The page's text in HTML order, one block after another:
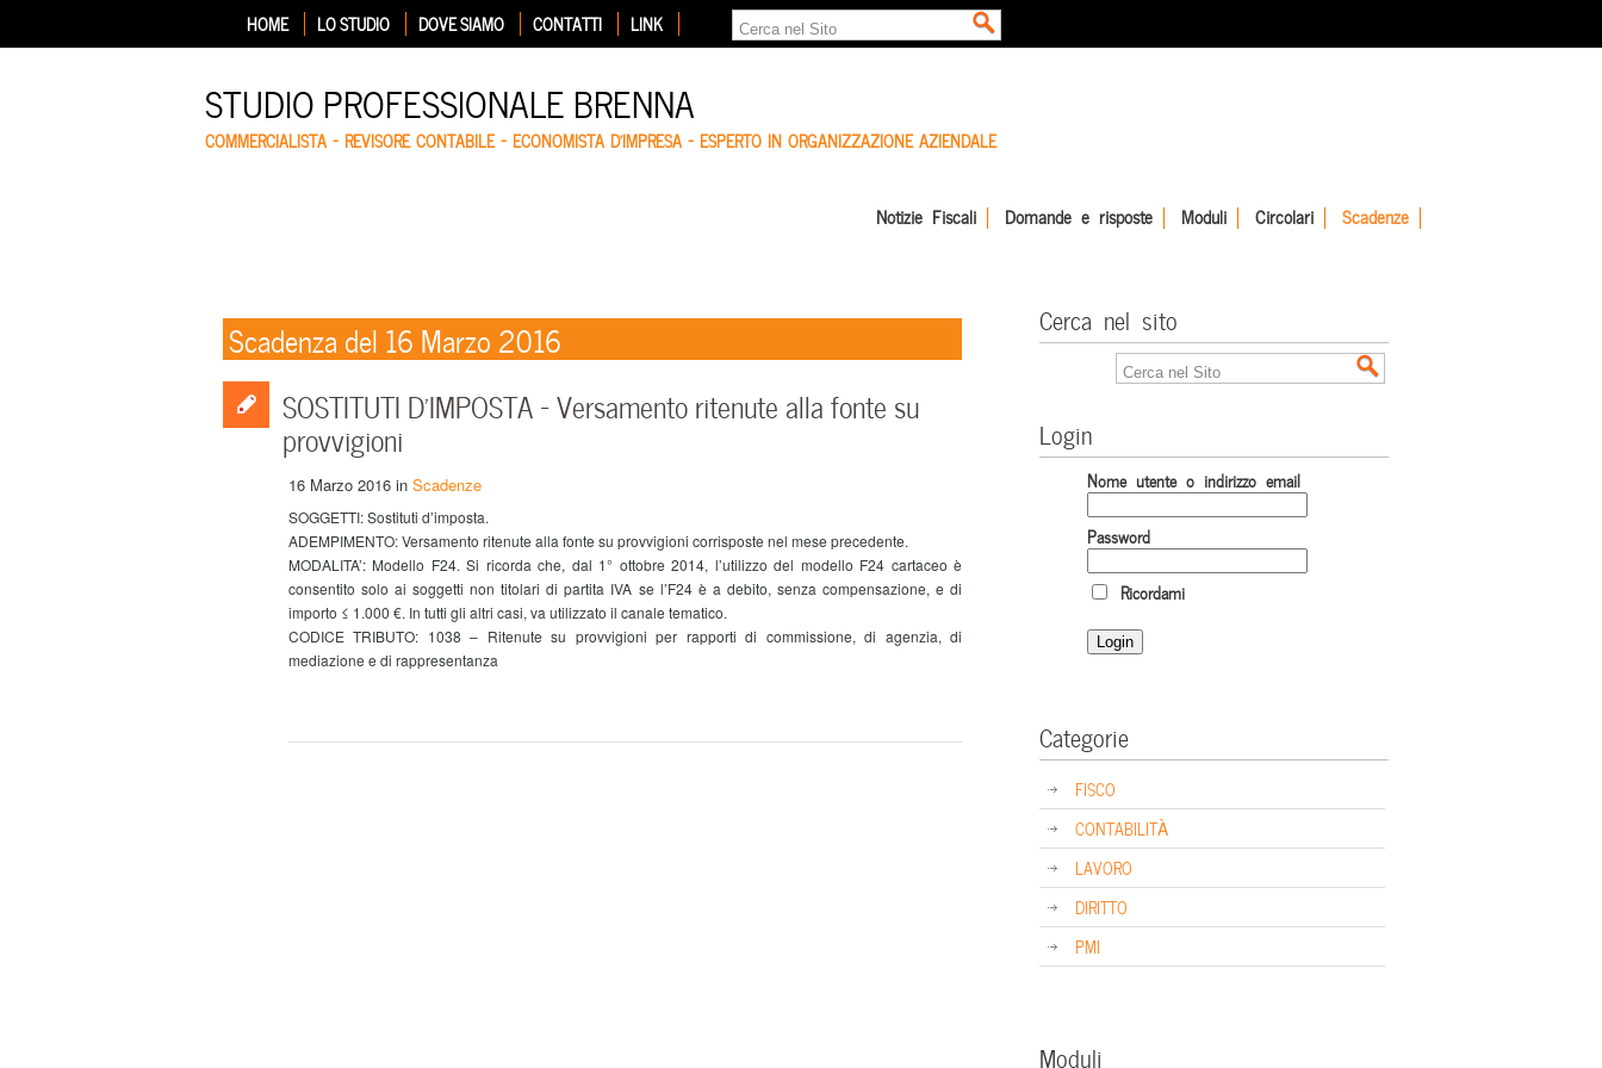
HOME LO STUDIO DOVE SIAMO CONTATTI LINK
STUDIO PROFESSIONALE BRENNA
COMMERCIALISTA – REVISORE CONTABILE – ECONOMISTA D'IMPRESA – ESPERTO IN ORGANIZZAZIONE AZIENDALE
Notizie Fiscali Domande e risposte Moduli Circolari Scadenze
Scadenza del 16 Marzo 2016
SOSTITUTI D’IMPOSTA – Versamento ritenute alla fonte su
provvigioni
16 Marzo 2016 in Scadenze
SOGGETTI: Sostituti d’imposta.
ADEMPIMENTO: Versamento ritenute alla fonte su provvigioni corrisposte nel mese precedente.
MODALITA’: Modello F24. Si ricorda che, dal 1° ottobre 2014, l’utilizzo del modello F24 cartaceo è
consentito solo ai soggetti non titolari di partita IVA se l’F24 è a debito, senza compensazione, e di
importo ≤ 1.000 €. In tutti gli altri casi, va utilizzato il canale tematico.
CODICE TRIBUTO: 1038 – Ritenute su provvigioni per rapporti di commissione, di agenzia, di
mediazione e di rappresentanza
Cerca nel sito
Login
Nome utente o indirizzo email
Password
Ricordami
Categorie
FISCO
CONTABILITÀ
LAVORO
DIRITTO
PMI
Moduli